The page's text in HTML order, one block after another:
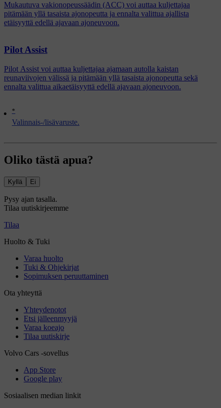
*
Valinnais-/lisävaruste.
Mukautuva vakionopeussäädin (ACC) voi auttaa kuljettajaa
pitämään yllä tasaista ajonopeutta ja ennalta valittua ajallista
etäisyyttä edellä ajavaan ajoneuvoon.
Pilot Assist
Pilot Assist voi auttaa kuljettajaa ajamaan autolla kaistan
reunaviivojen välissä ja pitämään yllä tasaista ajonopeutta sekä
ennalta valittua aikaetäisyyttä edellä ajavaan ajoneuvoon.
Oliko tästä apua?
Kyllä Ei